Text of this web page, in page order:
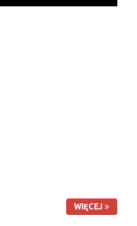
WIĘCEJ